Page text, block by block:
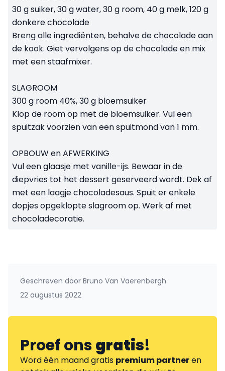
30 g suiker, 30 g water, 30 g room, 40 g melk, 120 g
donkere chocolade
Breng alle ingrediënten, behalve de chocolade aan
de kook. Giet vervolgens op de chocolade en mix
met een staafmixer.
SLAGROOM
300 g room 40%, 30 g bloemsuiker
Klop de room op met de bloemsuiker. Vul een
spuitzak voorzien van een spuitmond van 1 mm.
OPBOUW en AFWERKING
Vul een glaasje met vanille-ijs. Bewaar in de
diepvries tot het dessert geserveerd wordt. Dek af
met een laagje chocoladesaus. Spuit er enkele
dopjes opgeklopte slagroom op. Werk af met
chocoladecoratie.
Geschreven door Bruno Van Vaerenbergh
22 augustus 2022
Proef onsgratis!
Word één maand gratis premium partneren